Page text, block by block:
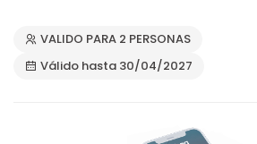
VALIDO PARA 2 PERSONAS
Válido hasta 30/04/2027